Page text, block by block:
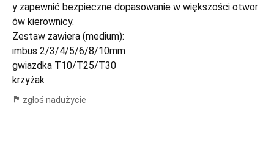
y zapewnić bezpieczne dopasowanie w większości otwor
ów kierownicy.
Zestaw zawiera (medium):
imbus 2/3/4/5/6/8/10mm
gwiazdka T10/T25/T30
krzyżak
zgłoś nadużycie